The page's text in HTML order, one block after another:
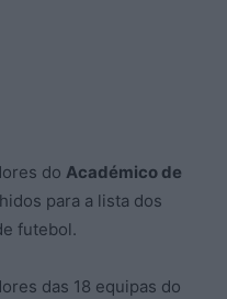
do Académico de
para a lista dos
futebol.
das 18 equipas do